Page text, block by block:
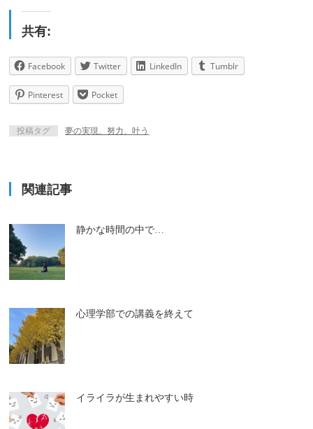
共有:
Facebook Twitter LinkedIn Tumblr
Pinterest Pocket
投稿タグ 夢の実現、努力、叶う
関連記事
静かな時間の中で…
心理学部での講義を終えて
イライラが生まれやすい時